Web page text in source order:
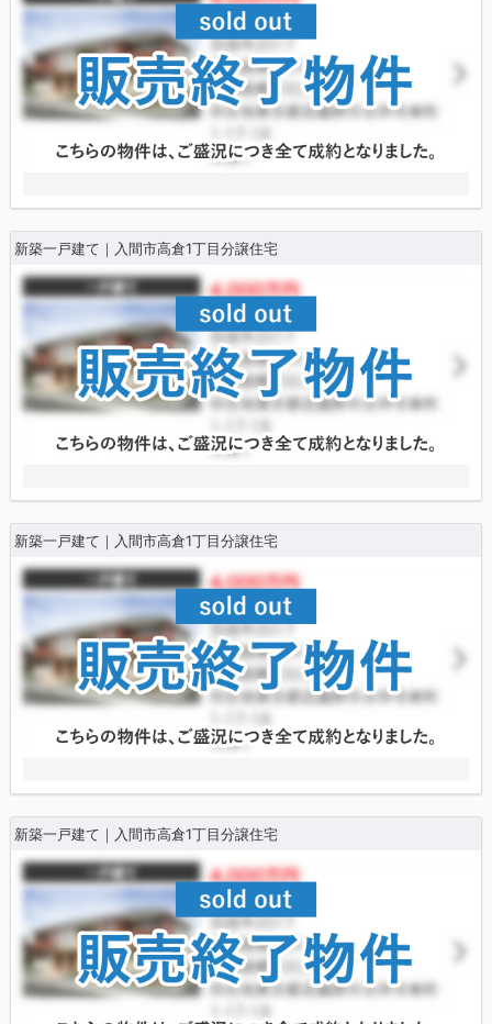
新築一戸建て｜入間市高倉1丁目分譲住宅
新築一戸建て｜入間市高倉1丁目分譲住宅
新築一戸建て｜入間市高倉1丁目分譲住宅